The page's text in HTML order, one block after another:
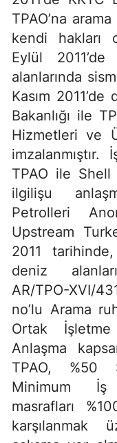
TPAO’na
kendi hakları
Eylül
alanlarında
Kasım
Bakanlığı ile
Hizmetleri ve
TPAO ile Shell
ilgilişu
Petrolleri
Upstream
2011
deniz
AR/TPO-XVI/
no’lu Arama
Ortak İşletme
Anlaşma
TPAO, %50
Minimum İş
masrafları
karşılanmak